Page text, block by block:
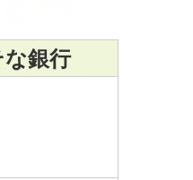
な銀行